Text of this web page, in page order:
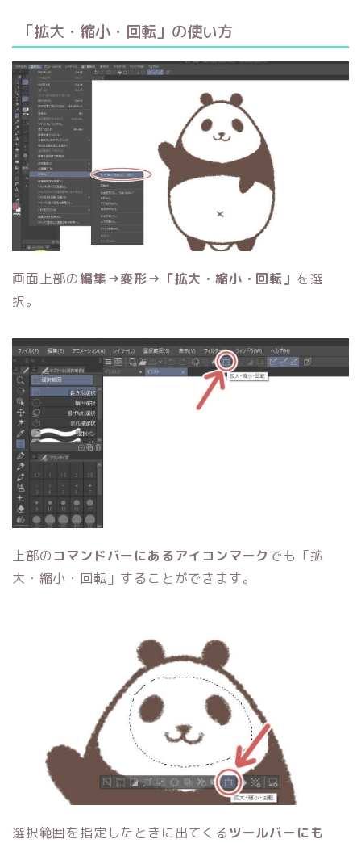
「拡大・縮小・回転」の使い方
画面上部の編集→変形→「拡大・縮小・回転」 を選
択。
上部のコマンドバーにあるアイコンマークでも「拡
大・縮小・回転」することができます。
選択範囲を指定したときに出てくるツールバーにも